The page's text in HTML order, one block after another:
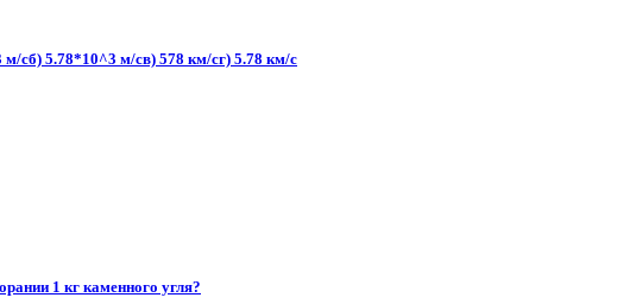
м/сб) 5.78*10^3 м/св) 578 км/сг) 5.78 км/с​
1 кг каменного угля?